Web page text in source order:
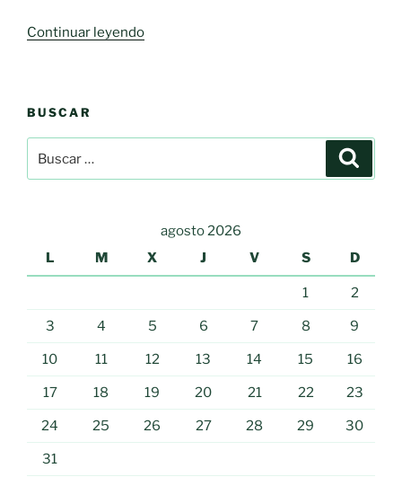
Continuar leyendo«Bienvenido
BUSCAR
por:
agosto 2026
L
M X J V S D
1 2
3 4 5 6 7 8 9
10 11 12 13 14 15 16
17 18 19 20 21 22 23
24 25 26 27 28 29 30
31